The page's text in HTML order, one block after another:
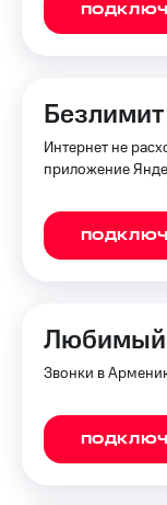
Интернет не
приложение
Любимый
Звонки в